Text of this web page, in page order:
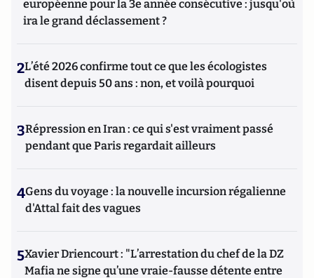
européenne pour la 3e année consécutive : jusqu'où
ira le grand déclassement ?
2L’été 2026 confirme tout ce que les écologistes
disent depuis 50 ans : non, et voilà pourquoi
3Répression en Iran : ce qui s'est vraiment passé
pendant que Paris regardait ailleurs
4Gens du voyage : la nouvelle incursion régalienne
d'Attal fait des vagues
5Xavier Driencourt : "L’arrestation du chef de la DZ
Mafia ne signe qu’une vraie-fausse détente entre